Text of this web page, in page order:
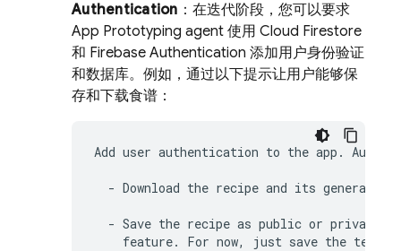
Authentication ：在迭代阶段，您可以要求
App Prototyping agent 使用 Cloud Firestore
和 Firebase Authentication 添加用户身份验证
和数据库。例如，通过以下提示让用户能够保
存和下载食谱：
Add user authentication to the app.
- Download the recipe and its generated
- Save the recipe as public or private
feature. For now, just save the text,